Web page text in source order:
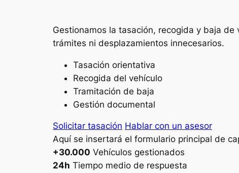
Gestionamos la tasación, recogida y baja
trámites ni desplazamientos innecesarios.
Tasación orientativa
Recogida del vehículo
Tramitación de baja
Gestión documental
Solicitar tasación Hablar con un asesor
Aquí se insertará el formulario principal de
+30.000 Vehículos gestionados
24h Tiempo medio de respuesta